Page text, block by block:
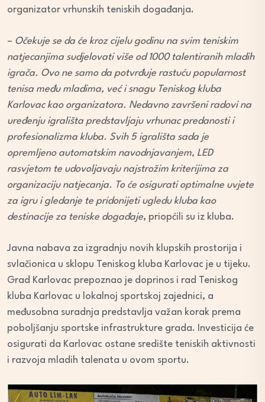
organizator vrhunskih teniskih događanja.
– Očekuje se da će kroz cijelu godinu na svim teniskim
natjecanjima sudjelovati više od 1000 talentiranih mladih
igrača. Ovo ne samo da potvrđuje rastuću popularnost
tenisa među mladima, već i snagu Teniskog kluba
Karlovac kao organizatora. Nedavno završeni radovi na
uređenju igrališta predstavljaju vrhunac predanosti i
profesionalizma kluba. Svih 5 igrališta sada je
opremljeno automatskim navodnjavanjem, LED
rasvjetom te udovoljavaju najstrožim kriterijima za
organizaciju natjecanja. To će osigurati optimalne uvjete
za igru i gledanje te pridonijeti ugledu kluba kao
destinacije za teniske događaje, priopćili su iz kluba.
Javna nabava za izgradnju novih klupskih prostorija i
svlačionica u sklopu Teniskog kluba Karlovac je u tijeku.
Grad Karlovac prepoznao je doprinos i rad Teniskog
kluba Karlovac u lokalnoj sportskoj zajednici, a
međusobna suradnja predstavlja važan korak prema
poboljšanju sportske infrastrukture grada. Investicija će
osigurati da Karlovac ostane središte teniskih aktivnosti
i razvoja mladih talenata u ovom sportu.